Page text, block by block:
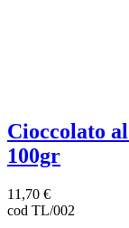
Cioccolato
100gr
11,70 €
cod TL/002